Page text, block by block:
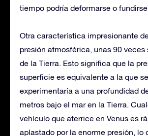
tiempo podría deformarse o
Otra característica impresionante
presión atmosférica, unas 90 veces
de la Tierra. Esto significa que la
superficie es equivalente a la que se
experimentaría a una profundidad
metros bajo el mar en la Tierra.
vehículo que aterrice en Venus es
aplastado por la enorme presión, lo